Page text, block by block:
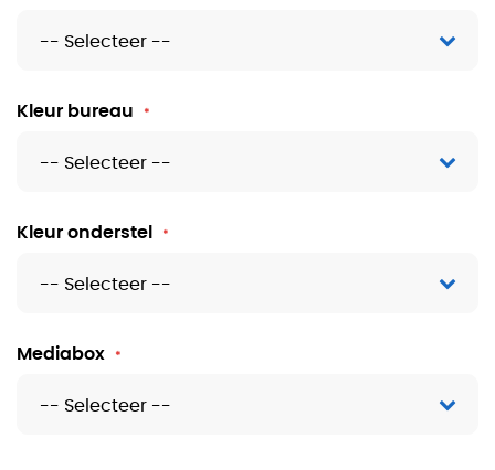
Kleur bureau
Kleur onderstel
Mediabox